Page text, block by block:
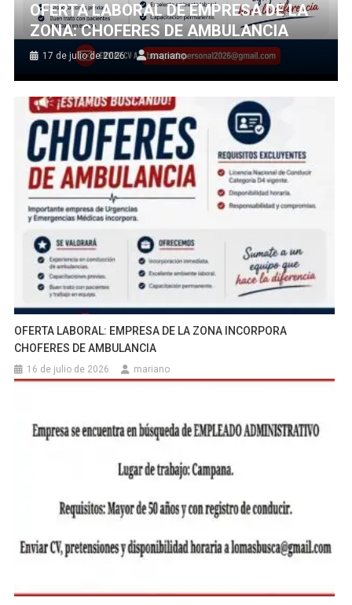
OFERTA LABORAL DE EMPRESA DE LA
ZONA: CHOFERES DE AMBULANCIA
17 de julio de 2026 mariano
OFERTA LABORAL: EMPRESA DE LA ZONA INCORPORA
CHOFERES DE AMBULANCIA
16 de julio de 2026 mariano